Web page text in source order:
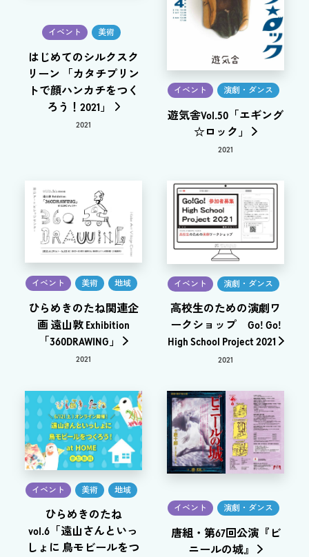
イベント 美術
はじめてのシルクスク
リーン 「カタチプリン
トで顔ハンカチをつく
ろう！2021」
2021
イベント 演劇・ダンス
遊気舎Vol.50「エギング
☆ロック」
2021
イベント 美術 地域
ひらめきのたね関連企
画 遠山敦 Exhibition
「360DRAWING」
2021
イベント 演劇・ダンス
高校生のための演劇ワ
ークショップ Go! Go!
High School Project 2021
2021
イベント 美術 地域
ひらめきのたね
vol.6「遠山さんといっ
しょに 鳥モビールをつ
イベント 演劇・ダンス
唐組・第67回公演『ビ
ニールの城』